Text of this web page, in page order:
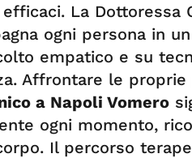
La Dottoressa
ogni persona in
empatico e su
Affrontare le proprie
a Napoli Vomero
ogni momento,
Il percorso